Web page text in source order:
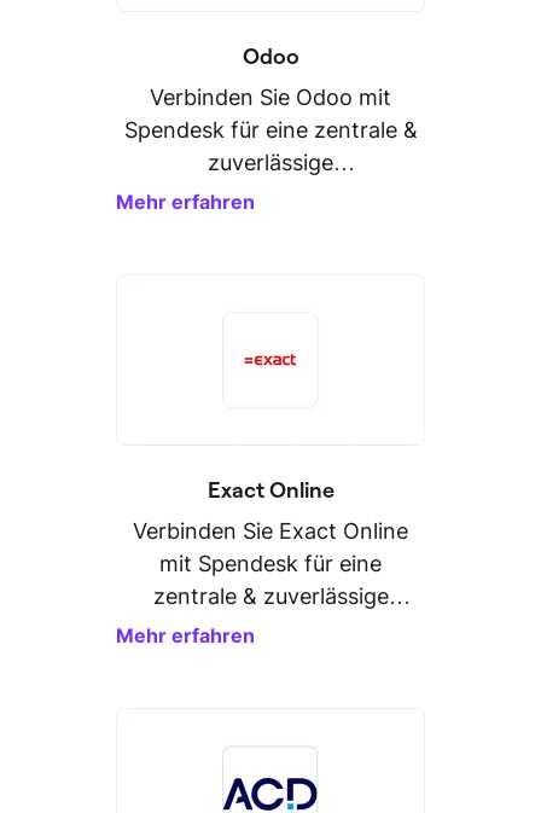
Odoo
Verbinden Sie Odoo mit
Spendesk für eine zentrale &
zuverlässige
Personaldatenverwaltung.
Mehr erfahren
Exact Online
Verbinden Sie Exact Online
mit Spendesk für eine
zentrale & zuverlässige
Personaldatenverwaltung.
Mehr erfahren